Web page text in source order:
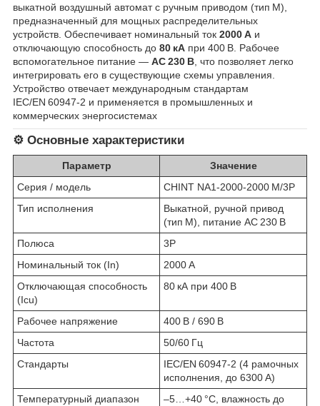
выкатной воздушный автомат с ручным приводом (тип M),
предназначенный для мощных распределительных
устройств. Обеспечивает номинальный ток 2000 A и
отключающую способность до 80 кА при 400 В. Рабочее
вспомогательное питание — AC 230 В , что позволяет легко
интегрировать его в существующие схемы управления.
Устройство отвечает международным стандартам
IEC/EN 60947‑2 и применяется в промышленных и
коммерческих энергосистемах
⚙️ Основные характеристики
Параметр
Значение
Серия / модель
CHINT NA1‑2000‑2000 M/3P
Тип исполнения
Выкатной, ручной привод
(тип M), питание AC 230 В
Полюса
3P
Номинальный ток (In)
2000 A
Отключающая способность
(Icu)
80 кА при 400 В
Рабочее напряжение
400 В / 690 В
Частота
50/60 Гц
Стандарты
IEC/EN 60947‑2 (4 рамочных
исполнения, до 6300 A)
Температурный диапазон
–5…+40 °C, влажность до